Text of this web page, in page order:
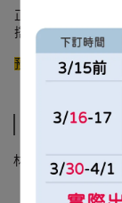
正面 LOGO 刺繡
搭配小夾標設計。
預計3/2起陸續出貨
規格說明
材質：100% 棉